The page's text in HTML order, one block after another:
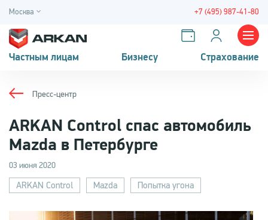
Москва +7 (495) 987-41-80
Частным лицам Бизнесу Страхование
Пресс-центр
ARKAN Control спас автомобиль
Mazda в Петербурге
03 июня 2020
ARKAN Control Mazda Попытка угона